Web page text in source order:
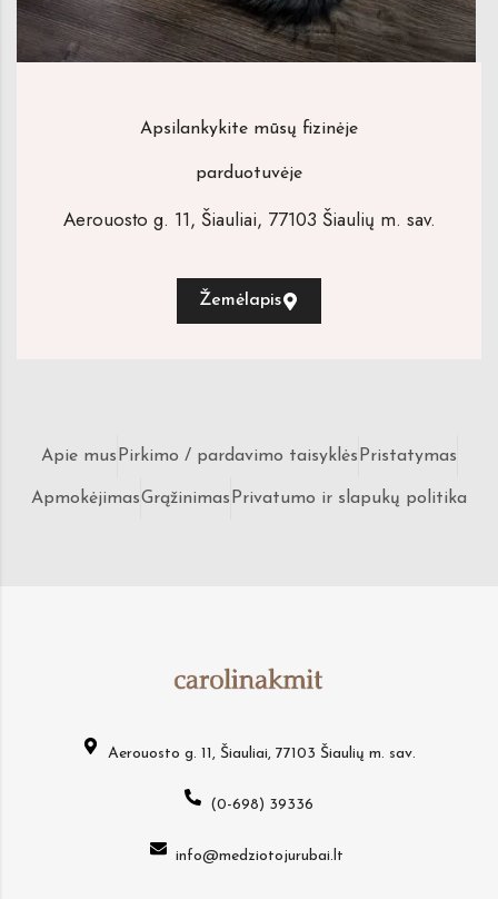
Apsilankykite mūsų fizinėje
parduotuvėje
Aerouosto g. 11, Šiauliai, 77103 Šiaulių m. sav.
Žemėlapis
Apie mus Pirkimo / pardavimo taisyklės Pristatymas
ApmokėjimasGrąžinimas Privatumo ir slapukų politika
Aerouosto g. 11, Šiauliai, 77103 Šiaulių m. sav.
(0-698) 39336
info@medziotojurubai.lt